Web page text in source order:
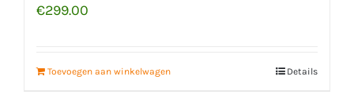
€299.00
Toevoegen aan winkelwagen Details